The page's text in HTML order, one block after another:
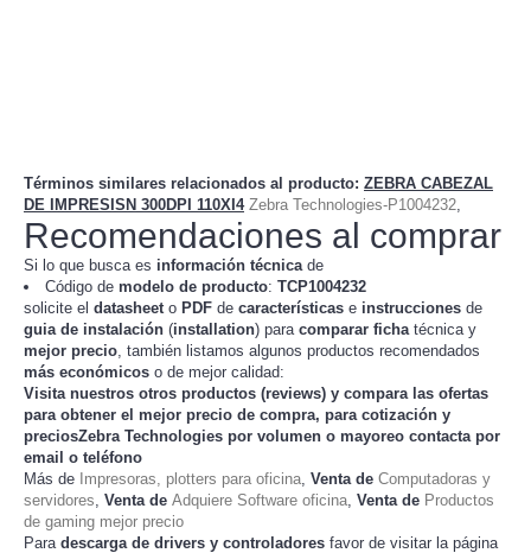
Términos similares relacionados al producto: ZEBRA CABEZAL
DE IMPRESISN 300DPI 110XI4 Zebra Technologies-P1004232
Recomendaciones al comprar
Si lo que busca es información técnica de
Código de modelo de producto: TCP1004232
solicite el datasheet o PDF de características e instrucciones de
guia de instalación (installation) para comparar ficha técnica y
mejor precio , también listamos algunos productos recomendados
más económicos o de mejor calidad:
Visita nuestros otros productos (reviews) y compara las ofertas
para obtener el mejor precio de compra, para cotización y
preciosZebra Technologies por volumen o mayoreo contacta por
email o teléfono
Más de Impresoras, plotters para oficina Venta de Computadoras y
servidores Venta de Adquiere Software oficina Venta de Productos
de gaming mejor precio
Para descarga de drivers y controladores favor de visitar la página